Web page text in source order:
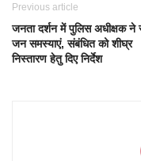
Previous article
जनता दर्शन में पुलिस अधीक्षक ने
जन समस्याएं, संबंधित को शीघ्र
निस्तारण हेतु दिए निर्देश